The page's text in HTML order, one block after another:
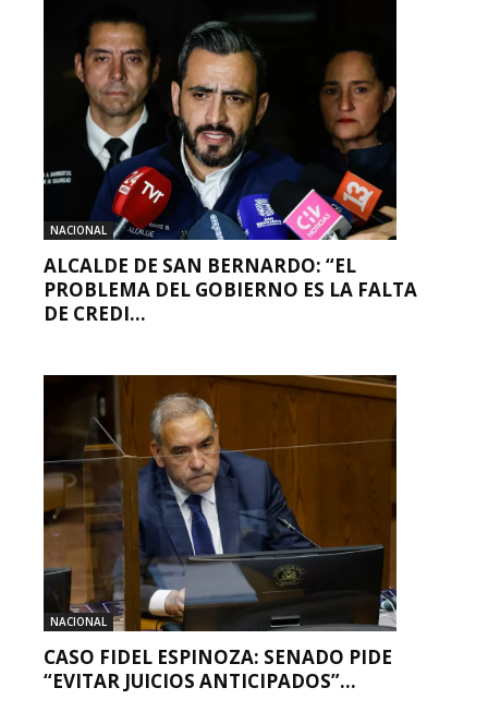
NACIONAL
ALCALDE DE SAN BERNARDO: “EL
PROBLEMA DEL GOBIERNO ES LA FALTA
DE CREDI...
NACIONAL
CASO FIDEL ESPINOZA: SENADO PIDE
“EVITAR JUICIOS ANTICIPADOS”...